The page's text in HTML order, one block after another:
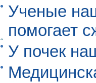
Ученые
помогает
У почек